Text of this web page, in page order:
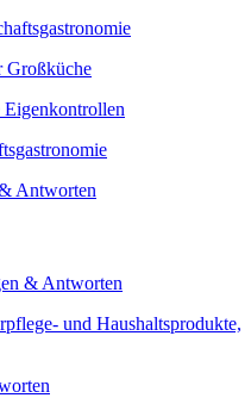
Großküche
Eigenkontrollen
Antworten
& Antworten
und Haushaltsprodukte,